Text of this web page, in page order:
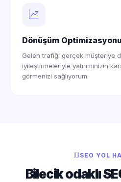
Dönüşüm Optimizasyonu
Gelen trafiği gerçek müşteriye
iyileştirmeleriyle yatırımınızın
görmenizi sağlıyorum.
SEO YOL
Bilecik odaklı